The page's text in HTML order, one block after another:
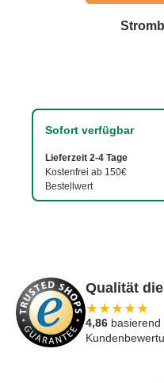
Sofort verfügbar
Lieferzeit 2-4 Tage
Kostenfrei ab 150€
Bestellwert
Qualität
★★★★★
4,86 basierend